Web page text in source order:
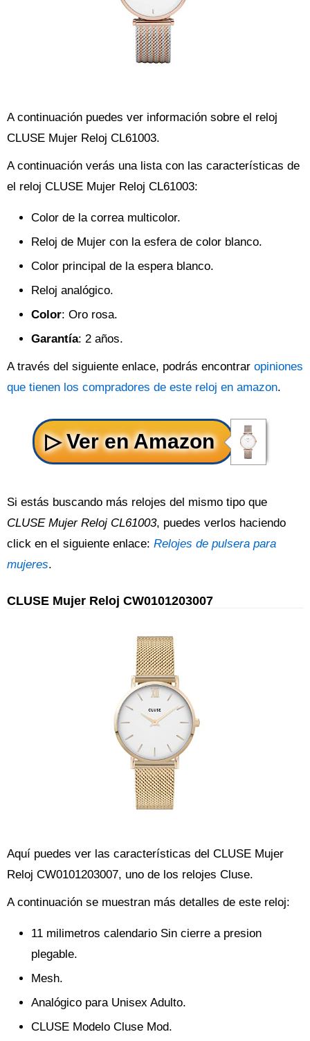
A continuación puedes ver información sobre el reloj
CLUSE Mujer Reloj CL61003.
A continuación verás una lista con las características de
el reloj CLUSE Mujer Reloj CL61003:
Color de la correa multicolor.
Reloj de Mujer con la esfera de color blanco.
Color principal de la espera blanco.
Reloj analógico.
Color: Oro rosa.
Garantía: 2 años.
A través del siguiente enlace, podrás encontrar opiniones
que tienen los compradores de este reloj en amazon.
Si estás buscando más relojes del mismo tipo que
CLUSE Mujer Reloj CL61003, puedes verlos haciendo
click en el siguiente enlace: Relojes de pulsera para
mujeres.
CLUSE Mujer Reloj CW0101203007
Aquí puedes ver las características del CLUSE Mujer
Reloj CW0101203007, uno de los relojes Cluse.
A continuación se muestran más detalles de este reloj:
11 milimetros calendario Sin cierre a presion
plegable.
Mesh.
Analógico para Unisex Adulto.
CLUSE Modelo Cluse Mod.